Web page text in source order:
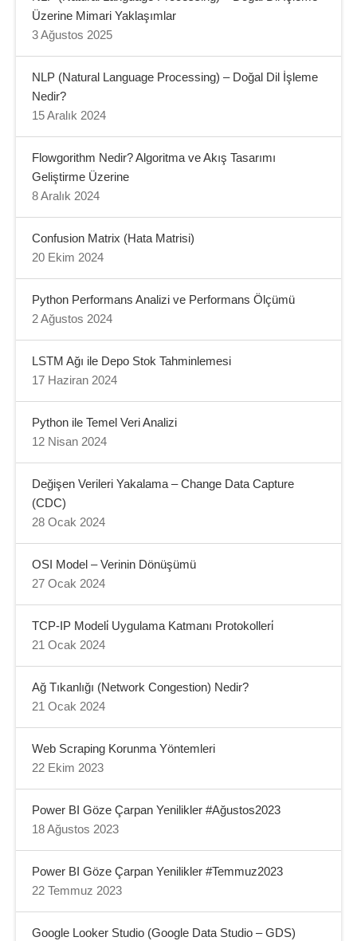
Üzerine Mimari Yaklaşımlar
3 Ağustos 2025
NLP (Natural Language Processing) – Doğal Dil İşleme
Nedir?
15 Aralık 2024
Flowgorithm Nedir? Algoritma ve Akış Tasarımı
Geliştirme Üzerine
8 Aralık 2024
Confusion Matrix (Hata Matrisi)
20 Ekim 2024
Python Performans Analizi ve Performans Ölçümü
2 Ağustos 2024
LSTM Ağı ile Depo Stok Tahminlemesi
17 Haziran 2024
Python ile Temel Veri Analizi
12 Nisan 2024
Değişen Verileri Yakalama – Change Data Capture
(CDC)
28 Ocak 2024
OSI Model – Verinin Dönüşümü
27 Ocak 2024
TCP-IP Modeli̇ Uygulama Katmanı Protokolleri̇
21 Ocak 2024
Ağ Tıkanlığı (Network Congestion) Nedir?
21 Ocak 2024
Web Scraping Korunma Yöntemleri
22 Ekim 2023
Power BI Göze Çarpan Yenilikler #Ağustos2023
18 Ağustos 2023
Power BI Göze Çarpan Yenilikler #Temmuz2023
22 Temmuz 2023
Google Looker Studio (Google Data Studio – GDS)